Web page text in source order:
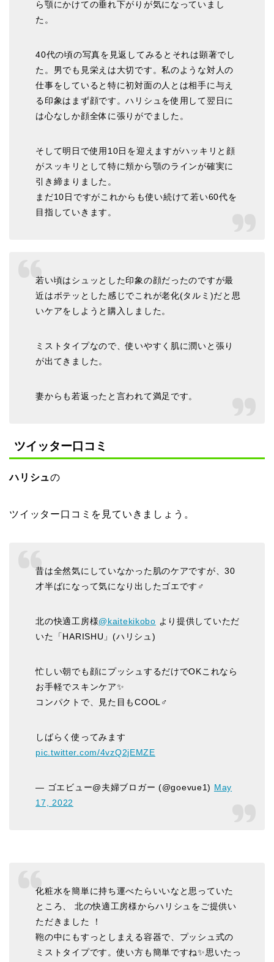
ら顎にかけての垂れ下がりが気になっていまし
た。
40代の頃の写真を見返してみるとそれは顕著でし
た。男でも見栄えは大切です。私のような対人の
仕事をしていると特に初対面の人とは相手に与え
る印象はまず顔です。ハリシュを使用して翌日に
は心なしか顔全体に張りがでました。
そして明日で使用10日を迎えますがハッキリと顔
がスッキリとして特に頬から顎のラインが確実に
引き締まりました。
まだ10日ですがこれからも使い続けて若い60代を
目指していきます。
若い頃はシュッとした印象の顔だったのですが最
近はボテッとした感じでこれが老化(タルミ)だと思
いケアをしようと購入しました。
ミストタイプなので、使いやすく肌に潤いと張り
が出てきました。
妻からも若返ったと言われて満足です。
ツイッター口コミ
ハリシュの
ツイッター口コミを見ていきましょう。
昔は全然気にしていなかった肌のケアですが、30
才半ばになって気になり出したゴエです‍♂️
北の快適工房様@kaitekikobo より提供していただ
いた「HARISHU」(ハリシュ)
忙しい朝でも顔にプッシュするだけでOKこれなら
お手軽でスキンケア✨
コンパクトで、見た目もCOOL‍♂️
しばらく使ってみます
pic.twitter.com/4vzQ2jEMZE
— ゴエビュー@夫婦ブロガー (@goevue1) May
17, 2022
化粧水を簡単に持ち運べたらいいなと思っていた
ところ、 北の快適工房様からハリシュをご提供い
ただきました ！
鞄の中にもすっとしまえる容器で、プッシュ式の
ミストタイプです。使い方も簡単ですね✨思いたっ